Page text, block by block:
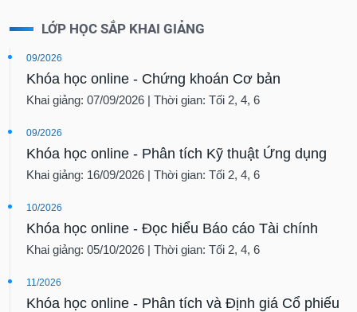
LỚP HỌC SẮP KHAI GIẢNG
09/2026
Khóa học online - Chứng khoán Cơ bản
Khai giảng: 07/09/2026 | Thời gian: Tối 2, 4, 6
09/2026
Khóa học online - Phân tích Kỹ thuật Ứng dụng
Khai giảng: 16/09/2026 | Thời gian: Tối 2, 4, 6
10/2026
Khóa học online - Đọc hiểu Báo cáo Tài chính
Khai giảng: 05/10/2026 | Thời gian: Tối 2, 4, 6
11/2026
Khóa học online - Phân tích và Định giá Cổ phiếu